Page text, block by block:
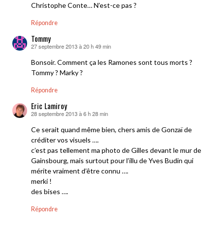
Christophe Conte… N’est-ce pas ?
Répondre
Tommy
dit :
27 septembre 2013 à 20 h 49 min
Bonsoir. Comment ça les Ramones sont tous morts ?
Tommy ? Marky ?
Répondre
Eric Lamiroy
dit :
28 septembre 2013 à 6 h 28 min
Ce serait quand même bien, chers amis de Gonzaï de
créditer vos visuels ….
c’est pas tellement ma photo de Gilles devant le mur de
Gainsbourg, mais surtout pour l’illu de Yves Budin qui
mérite vraiment d’être connu ….
merki !
des bises ….
Répondre